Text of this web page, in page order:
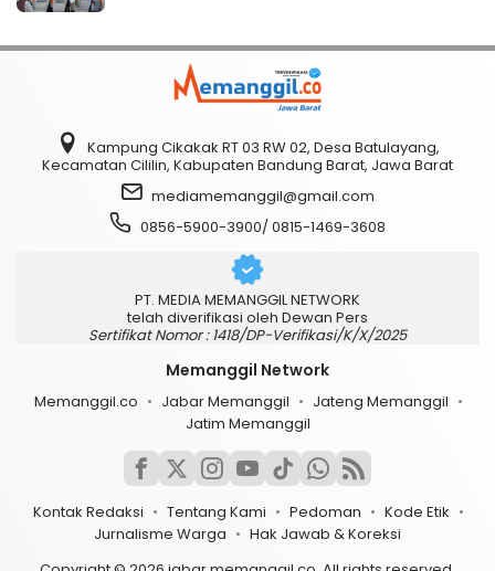
Kampung Cikakak RT 03 RW 02, Desa Batulayang,
Kecamatan Cililin, Kabupaten Bandung Barat, Jawa Barat
mediamemanggil@gmail.com
0856-5900-3900/ 0815-1469-3608
PT. MEDIA MEMANGGIL NETWORK
telah diverifikasi oleh Dewan Pers
Sertifikat Nomor : 1418/DP-Verifikasi/K/X/2025
Memanggil Network
Memanggil.co Jabar Memanggil
Jateng Memanggil
Jatim Memanggil
Kontak Redaksi Tentang Kami Pedoman
Kode Etik
Jurnalisme Warga
Hak Jawab & Koreksi